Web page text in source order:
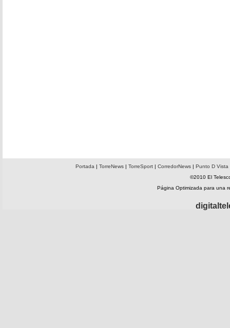
Portada | TorreNews| TorreSport| CorredorNews| Punto D Vista
©2010 El
Página Optimizada para una